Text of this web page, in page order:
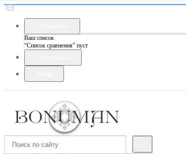
Ваш список
“Список сравнения” пуст